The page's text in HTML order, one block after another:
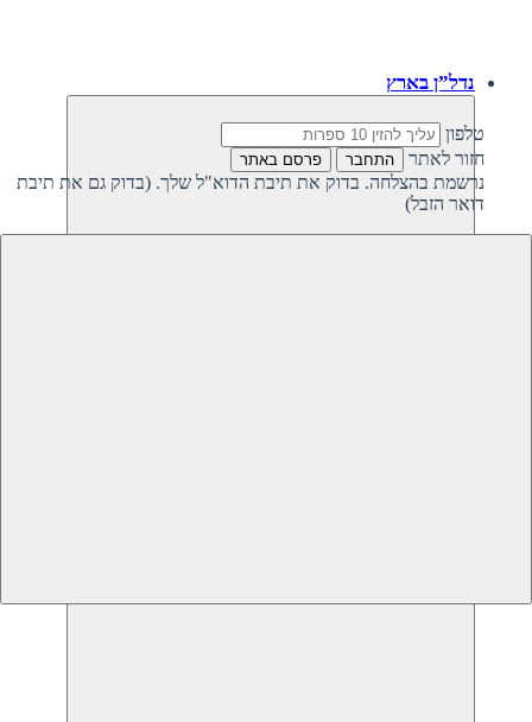
טלפון
חזור לאתר
התחבר פרסם באתר
נרשמת בהצלחה. בדוק את תיבת הדוא"ל שלך. (בדוק גם את תיבת
דואר הזבל)
נדל”ן בארץ